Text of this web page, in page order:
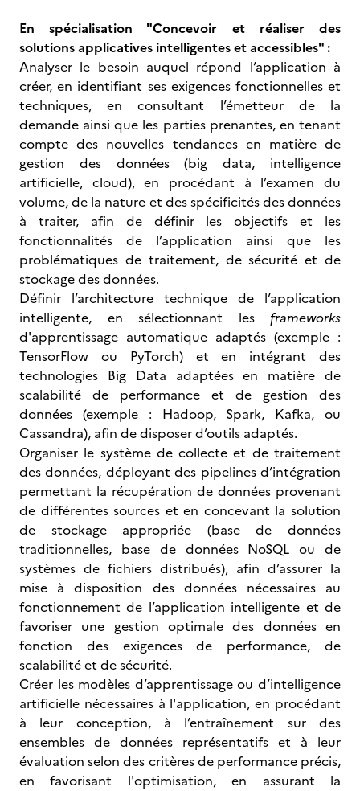
En spécialisation "Concevoir et réaliser des
solutions applicatives intelligentes et accessibles" :
Analyser le besoin auquel répond l’application à
créer, en identifiant ses exigences fonctionnelles et
techniques, en consultant l’émetteur de la
demande ainsi que les parties prenantes, en tenant
compte des nouvelles tendances en matière de
gestion des données (big data, intelligence
artificielle, cloud), en procédant à l’examen du
volume, de la nature et des spécificités des données
à traiter, afin de définir les objectifs et les
fonctionnalités de l’application ainsi que les
problématiques de traitement, de sécurité et de
stockage des données.
Définir l’architecture technique de l’application
intelligente, en sélectionnant les frameworks
d'apprentissage automatique adaptés (exemple :
TensorFlow ou PyTorch) et en intégrant des
technologies Big Data adaptées en matière de
scalabilité de performance et de gestion des
données (exemple : Hadoop, Spark, Kafka, ou
Cassandra), afin de disposer d’outils adaptés.
Organiser le système de collecte et de traitement
des données, déployant des pipelines d’intégration
permettant la récupération de données provenant
de différentes sources et en concevant la solution
de stockage appropriée (base de données
traditionnelles, base de données NoSQL ou de
systèmes de fichiers distribués), afin d’assurer la
mise à disposition des données nécessaires au
fonctionnement de l’application intelligente et de
favoriser une gestion optimale des données en
fonction des exigences de performance, de
scalabilité et de sécurité.
Créer les modèles d’apprentissage ou d’intelligence
artificielle nécessaires à l'application, en procédant
à leur conception, à l’entraînement sur des
ensembles de données représentatifs et à leur
évaluation selon des critères de performance précis,
en favorisant l'optimisation, en assurant la